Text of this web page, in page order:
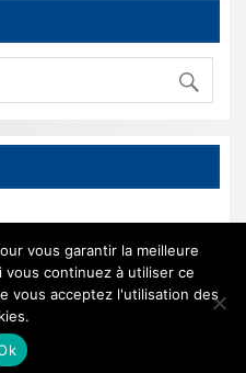
Légales
vous garantir la meilleure
continuez à utiliser ce
vous acceptez l'utilisation des